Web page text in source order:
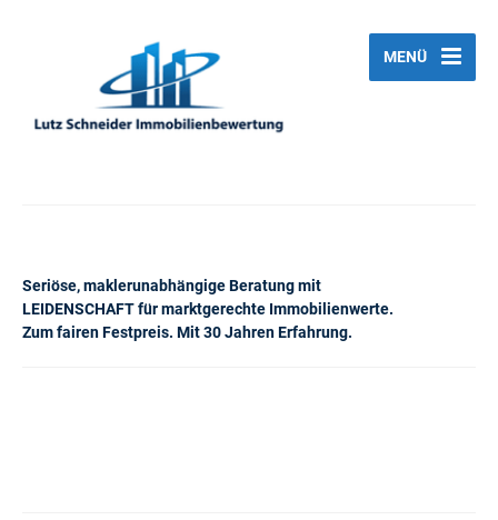
Seriöse, maklerunabhängige Beratung mit
LEIDENSCHAFT für marktgerechte Immobilienwerte.
Zum fairen Festpreis. Mit 30 Jahren Erfahrung.
MENÜ